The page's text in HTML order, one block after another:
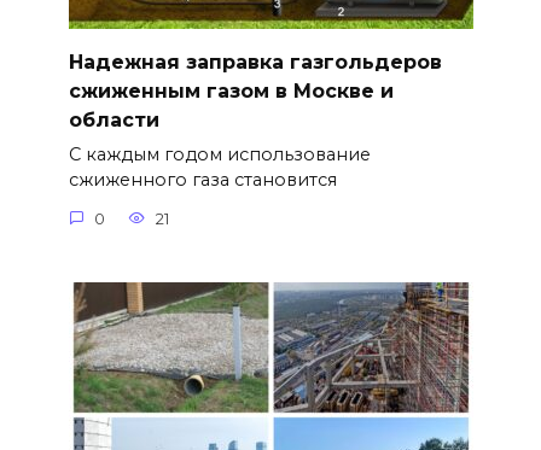
Надежная заправка газгольдеров
сжиженным газом в Москве и
области
С каждым годом использование
сжиженного газа становится
0 21